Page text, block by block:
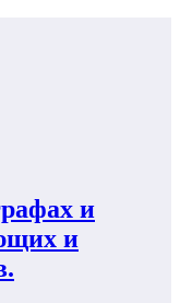
и
и